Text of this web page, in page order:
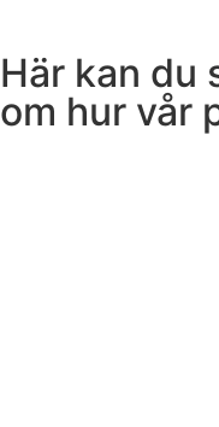
Här kan du
om hur vår